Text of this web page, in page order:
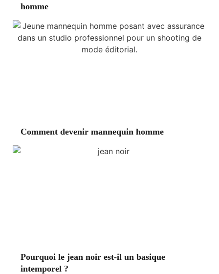
homme
Comment devenir mannequin homme
Pourquoi le jean noir est-il un basique
intemporel ?